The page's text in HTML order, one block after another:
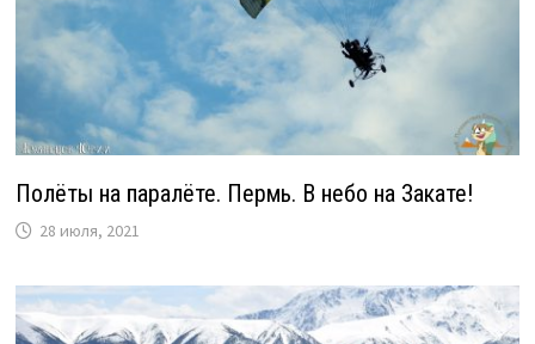
Полёты на паралёте. Пермь. В небо на Закате!
28 июля, 2021